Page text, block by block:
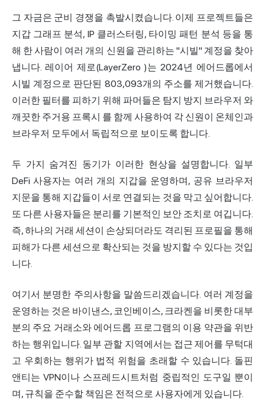
그 자금은 군비 경쟁을 촉발시켰습니다. 이제 프로젝트들은
지갑 그래프 분석, IP 클러스터링, 타이밍 패턴 분석 등을 통
해 한 사람이 여러 개의 신원을 관리하는 "시빌" 계정을 찾아
냅니다. 레이어 제로(LayerZero )는 2024년 에어드롭에서
시빌 계정으로 판단된 803,093개의 주소를 제거했습니다.
이러한 필터를 피하기 위해 파머들은 탐지 방지 브라우저 와
깨끗한 주거용 프록시 를 함께 사용하여 각 신원이 온체인과
브라우저 모두에서 독립적으로 보이도록 합니다.
두 가지 숨겨진 동기가 이러한 현상을 설명합니다. 일부
DeFi 사용자는 여러 개의 지갑을 운영하며, 공유 브라우저
지문을 통해 지갑들이 서로 연결되는 것을 막고 싶어합니다.
또 다른 사용자들은 분리를 기본적인 보안 조치로 여깁니다.
즉, 하나의 거래 세션이 손상되더라도 격리된 프로필을 통해
피해가 다른 세션으로 확산되는 것을 방지할 수 있다는 것입
니다.
여기서 분명한 주의사항을 말씀드리겠습니다. 여러 계정을
운영하는 것은 바이낸스, 코인베이스, 크라켄을 비롯한 대부
분의 주요 거래소와 에어드롭 프로그램의 이용 약관을 위반
하는 행위입니다. 일부 관할 지역에서는 접근 제어를 무턱대
고 우회하는 행위가 법적 위험을 초래할 수 있습니다. 돌핀
앤티는 VPN이나 스프레드시트처럼 중립적인 도구일 뿐이
며, 규칙을 준수할 책임은 전적으로 사용자에게 있습니다.